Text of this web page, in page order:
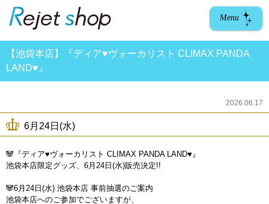
Menu
【池袋本店】『ディア♥ヴォーカリスト CLIMAX PANDA
LAND♥』
2026.06.17
6月24日(水)
🐼『ディア♥ヴォーカリスト CLIMAX PANDA LAND♥』
池袋本店限定グッズ、6月24日(水)販売決定!!
🐼6月24日(水) 池袋本店 事前抽選のご案内
池袋本店へのご参加でございますが、